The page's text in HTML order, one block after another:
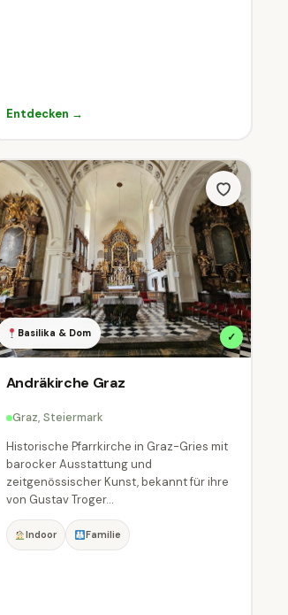
Entdecken →
Basilika & Dom ✓
Andräkirche Graz
Graz, Steiermark
Historische Pfarrkirche in Graz-Gries mit
barocker Ausstattung und
zeitgenössischer Kunst, bekannt für ihre
von Gustav Troger...
Indoor Familie